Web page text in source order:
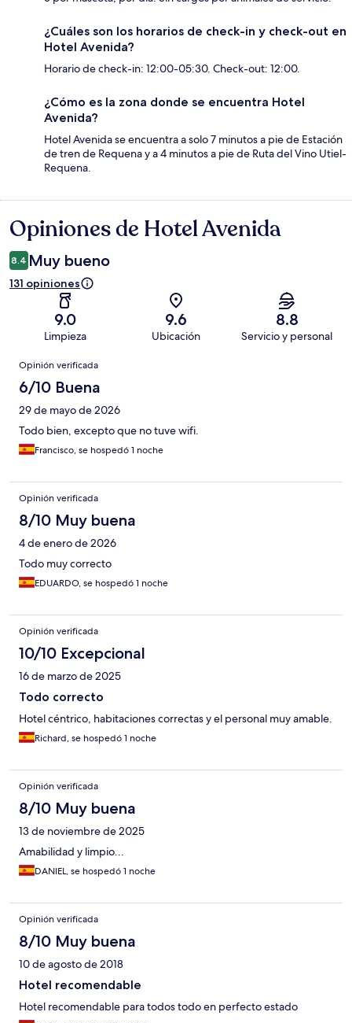
¿Cuáles son los horarios de check-in y check-out en
Hotel Avenida?
Horario de check-in: 12:00-05:30. Check-out: 12:00.
¿Cómo es la zona donde se encuentra Hotel
Avenida?
Hotel Avenida se encuentra a solo 7 minutos a pie de Estación
de tren de Requena y a 4 minutos a pie de Ruta del Vino Utiel-
Requena.
Opiniones
Opiniones de Hotel Avenida
8.4 Muy bueno
131 opiniones
9.0
Limpieza
9.6
Ubicación
8.8
Servicio y personal
Opiniones
Opinión verificada
6/10 Buena
29 de mayo de 2026
Todo bien, excepto que no tuve wifi.
Francisco, se hospedó 1 noche
Opinión verificada
8/10 Muy buena
4 de enero de 2026
Todo muy correcto
EDUARDO, se hospedó 1 noche
Opinión verificada
10/10 Excepcional
16 de marzo de 2025
Todo correcto
Hotel céntrico, habitaciones correctas y el personal muy amable.
Richard, se hospedó 1 noche
Opinión verificada
8/10 Muy buena
13 de noviembre de 2025
Amabilidad y limpio...
DANIEL, se hospedó 1 noche
Opinión verificada
8/10 Muy buena
10 de agosto de 2018
Hotel recomendable
Hotel recomendable para todos todo en perfecto estado